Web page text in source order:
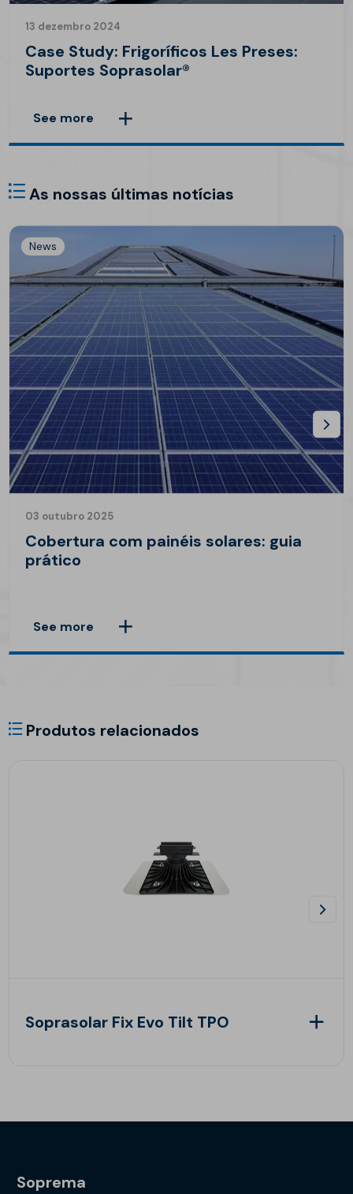
13 dezembro 2024
Case Study: Frigoríficos Les Preses:
Suportes Soprasolar®
See more
As nossas últimas notícias
News
03 outubro 2025
Cobertura com painéis solares: guia
prático
See more
Produtos relacionados
Soprasolar Fix Evo Tilt TPO
Soprema